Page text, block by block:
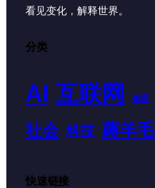
看见变化，解释世界。
分类
AI 互联网 体育
社会 科技 薅羊毛
快速链接